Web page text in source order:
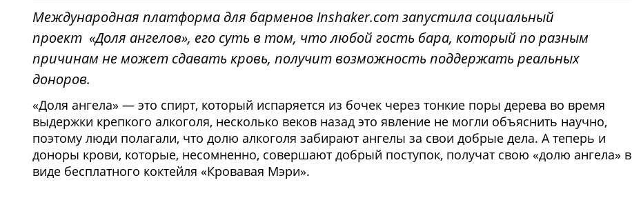
Международная платформа для барменов Inshaker.com запустила социальный
проект «Доля ангелов», его суть в том, что любой гость бара, который по разным
причинам не может сдавать кровь, получит возможность поддержать реальных
доноров.
«Доля ангела» — это спирт, который испаряется из бочек через тонкие поры дерева во время
выдержки крепкого алкоголя, несколько веков назад это явление не могли объяснить научно,
поэтому люди полагали, что долю алкоголя забирают ангелы за свои добрые дела. А теперь и
доноры крови, которые, несомненно, совершают добрый поступок, получат свою «долю ангела» в
виде бесплатного коктейля «Кровавая Мэри».